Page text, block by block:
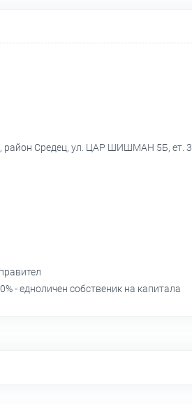
район Средец, ул. ЦАР ШИШМАН 5Б, ет. 3
- едноличен собственик на капитала